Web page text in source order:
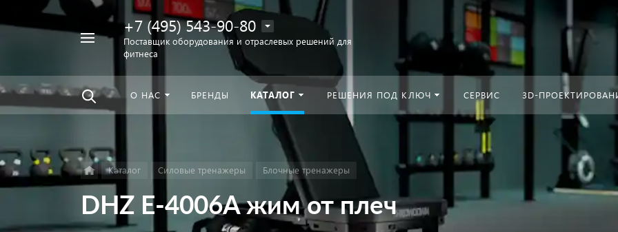
+7 (495) 543-90-80
Поставщик оборудования и отраслевых решений для
фитнеса
О НАС БРЕНДЫ КАТАЛОГ РЕШЕНИЯ ПОД КЛЮЧ СЕРВИС 3D-
Каталог Силовые тренажеры Блочные тренажеры
DHZ E-4006A жим от плеч